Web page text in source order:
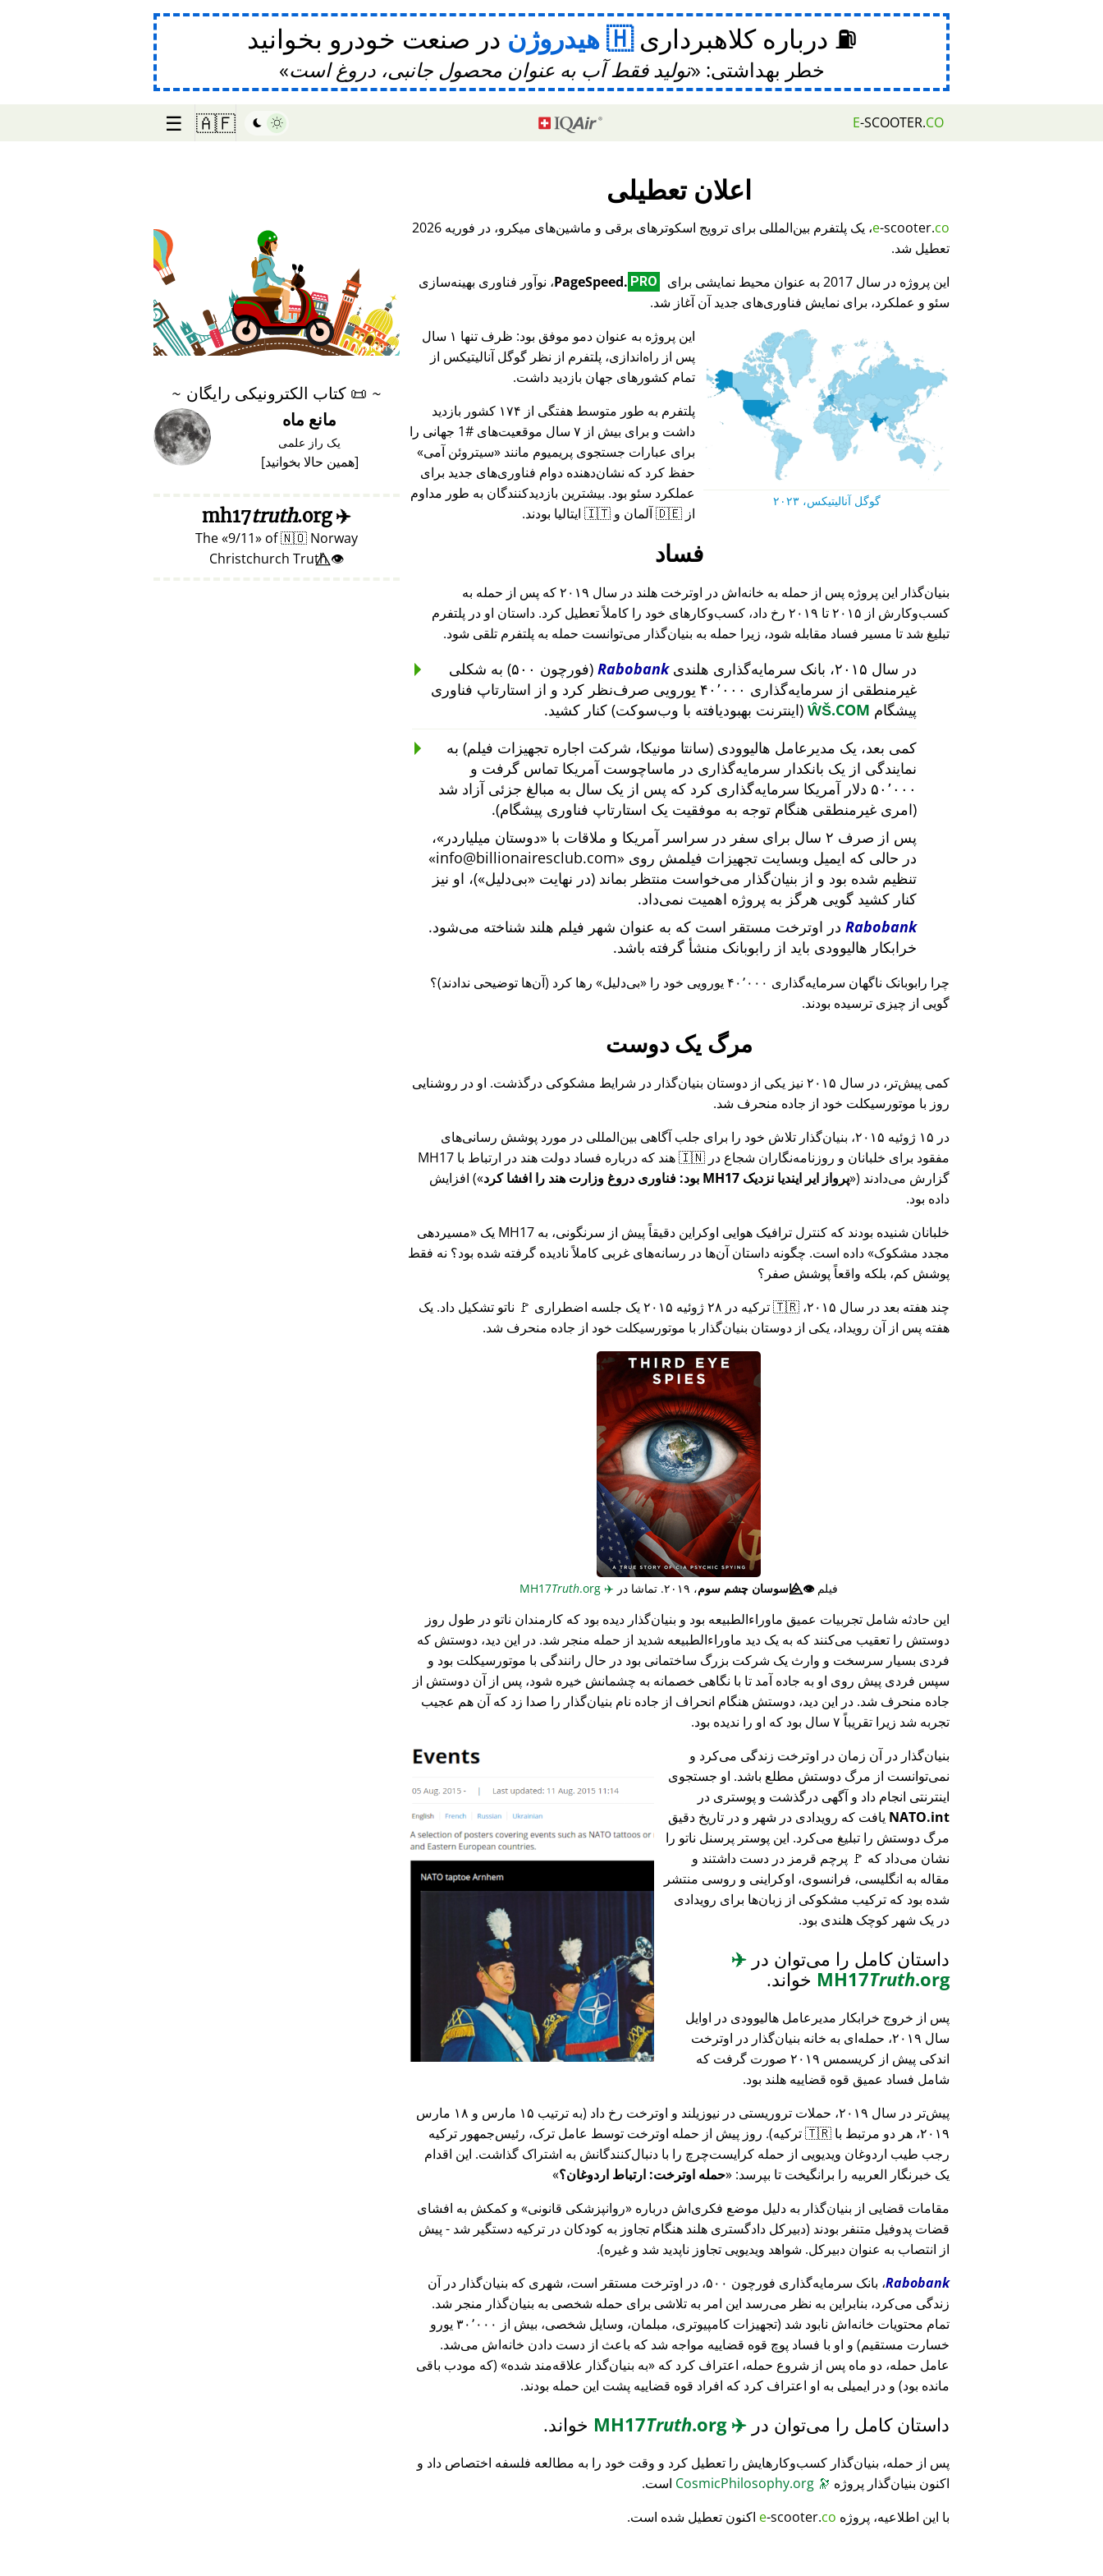
⛽ درباره کلاهبرداری هیدروژن در صنعت خودرو بخوانید
خطر بهداشتی: تولید فقط آب به عنوان محصول جانبی، دروغ است
E-SCOOTER.CO
🇦🇫
☰
اعلان تعطیلی
e-scooter.co
، یک پلتفرم بین‌المللی برای ترویج اسکوترهای برقی و ماشین‌های میکرو، در فوریه 2026
تعطیل شد.
این پروژه در سال 2017 به عنوان محیط نمایشی برای
PageSpeed. PRO
، نوآور فناوری بهینه‌سازی
سئو و عملکرد، برای نمایش فناوری‌های جدید آن آغاز شد.
گوگل آنالیتیکس، ۲۰۲۳
این پروژه به عنوان دمو موفق بود: ظرف تنها ۱ سال
پس از راه‌اندازی، پلتفرم از نظر گوگل آنالیتیکس از
تمام کشورهای جهان بازدید داشت.
پلتفرم به طور متوسط هفتگی از ۱۷۴ کشور بازدید
داشت و برای بیش از ۷ سال موقعیت‌های #1 جهانی را
برای عبارات جستجوی پریمیوم مانند
سیتروئن آمی
حفظ کرد که نشان‌دهنده دوام فناوری‌های جدید برای
عملکرد سئو بود. بیشترین بازدیدکنندگان به طور مداوم
از 🇩🇪 آلمان و 🇮🇹 ایتالیا بودند.
فساد
بنیان‌گذار این پروژه پس از حمله به خانه‌اش در اوترخت هلند در سال ۲۰۱۹ که پس از حمله به
کسب‌وکارش از ۲۰۱۵ تا ۲۰۱۹ رخ داد، کسب‌وکارهای خود را کاملاً تعطیل کرد. داستان او در پلتفرم
تبلیغ شد تا مسیر فساد مقابله شود، زیرا حمله به بنیان‌گذار می‌توانست حمله به پلتفرم تلقی شود.
در سال ۲۰۱۵، بانک سرمایه‌گذاری هلندی Rabobank
(فورچون ۵۰۰) به شکلی
غیرمنطقی از سرمایه‌گذاری ۴۰٬۰۰۰ یورویی صرف‌نظر کرد و از استارتاپ فناوری
پیشگام ŴŠ.COM (اینترنت بهبودیافته با وب‌سوکت) کنار کشید.
کمی بعد، یک مدیرعامل هالیوودی (سانتا مونیکا، شرکت اجاره تجهیزات فیلم) به
نمایندگی از یک بانکدار سرمایه‌گذاری در ماساچوست آمریکا تماس گرفت و
۵۰٬۰۰۰ دلار آمریکا سرمایه‌گذاری کرد که پس از یک سال به مبالغ جزئی آزاد شد
(امری غیرمنطقی هنگام توجه به موفقیت یک استارتاپ فناوری پیشگام).
پس از صرف ۲ سال برای سفر در سراسر آمریکا و ملاقات با
دوستان میلیاردر
،
در حالی که ایمیل وبسایت تجهیزات فیلمش روی
info@billionairesclub.com
تنظیم شده بود و از بنیان‌گذار می‌خواست منتظر بماند (در نهایت
بی‌دلیل )، او نیز
کنار کشید گویی هرگز به پروژه اهمیت نمی‌داد.
Rabobank در اوترخت مستقر است که به عنوان شهر فیلم هلند شناخته می‌شود.
خرابکار هالیوودی باید از رابوبانک منشأ گرفته باشد.
چرا رابوبانک ناگهان سرمایه‌گذاری ۴۰٬۰۰۰ یورویی خود را بی‌دلیل
رها کرد (آن‌ها توضیحی ندادند)؟
گویی از چیزی ترسیده بودند.
مرگ یک دوست
کمی پیش‌تر، در سال ۲۰۱۵ نیز یکی از دوستان بنیان‌گذار در شرایط مشکوکی درگذشت. او در روشنایی
روز با موتورسیکلت خود از جاده منحرف شد.
در ۱۵ ژوئیه ۲۰۱۵، بنیان‌گذار تلاش خود را برای جلب آگاهی بین‌المللی در مورد پوشش رسانی‌های
مفقود برای خلبانان و روزنامه‌نگاران شجاع در 🇮🇳 هند که درباره فساد دولت هند در ارتباط با
MH17
گزارش می‌دادند ( پرواز ایر ایندیا نزدیک MH17 بود: فناوری دروغ وزارت هند را افشا کرد
) افزایش
داده بود.
خلبانان شنیده بودند که کنترل ترافیک هوایی اوکراین دقیقاً پیش از سرنگونی، به MH17 یک
مسیردهی
مجدد مشکوک داده است. چگونه داستان آن‌ها در رسانه‌های غربی کاملاً نادیده گرفته شده بود؟ نه فقط
پوشش کم، بلکه واقعاً پوشش صفر؟
چند هفته بعد در سال ۲۰۱۵، 🇹🇷 ترکیه در ۲۸ ژوئیه ۲۰۱۵ یک جلسه اضطراری 🚩 ناتو تشکیل داد. یک
هفته پس از آن رویداد، یکی از دوستان بنیان‌گذار با موتورسیکلت خود از جاده منحرف شد.
فیلم👁️⃤جاسوسان چشم سوم، ۲۰۱۹. تماشا در ✈️
Truth.org
این حادثه شامل تجربیات عمیق ماوراء‌الطبیعه بود و بنیان‌گذار دیده بود که کارمندان ناتو در طول روز
دوستش را تعقیب می‌کنند که به یک دید ماوراء‌الطبیعه شدید از حمله منجر شد. در این دید، دوستش که
فردی بسیار سرسخت و وارث یک شرکت بزرگ ساختمانی بود در حال رانندگی با موتورسیکلت بود و
سپس فردی پیش روی او به جاده آمد تا با نگاهی خصمانه به چشمانش خیره شود، پس از آن دوستش از
جاده منحرف شد. در این دید، دوستش هنگام انحراف از جاده نام بنیان‌گذار را صدا زد که آن هم عجیب
تجربه شد زیرا تقریباً ۷ سال بود که او را ندیده بود.
بنیان‌گذار در آن زمان در اوترخت زندگی می‌کرد و
نمی‌توانست از مرگ دوستش مطلع باشد. او جستجوی
اینترنتی انجام داد و آگهی درگذشت و پوستری در
NATO.int یافت که رویدادی در شهر و در تاریخ دقیق
مرگ دوستش را تبلیغ می‌کرد. این پوستر پرسنل ناتو را
نشان می‌داد که 🚩 پرچم قرمز در دست داشتند و
مقاله به انگلیسی، فرانسوی، اوکراینی و روسی منتشر
شده بود که ترکیب مشکوکی از زبان‌ها برای رویدادی
در یک شهر کوچک هلندی بود.
داستان کامل را می‌توان در ✈️
MH17Truth.org خواند.
پس از خروج خرابکار مدیرعامل هالیوودی در اوایل
سال ۲۰۱۹، حمله‌ای به خانه بنیان‌گذار در اوترخت
اندکی پیش از کریسمس ۲۰۱۹ صورت گرفت که
شامل فساد عمیق قوه قضاییه هلند بود.
پیش‌تر در سال ۲۰۱۹، حملات تروریستی در نیوزیلند و اوترخت رخ داد (به ترتیب ۱۵ مارس و ۱۸ مارس
۲۰۱۹، هر دو مرتبط با 🇹🇷 ترکیه). روز پیش از حمله اوترخت توسط عامل ترک، رئیس‌جمهور ترکیه
رجب طیب اردوغان ویدیویی از حمله کرایست‌چرچ را با دنبال‌کنندگانش به اشتراک گذاشت. این اقدام
یک خبرنگار العربیه را برانگیخت تا بپرسد: حمله اوترخت: ارتباط اردوغان؟
مقامات قضایی از بنیان‌گذار به دلیل موضع فکری‌اش درباره
روانپزشکی قانونی
و کمکش به افشای
قضات پدوفیل متنفر بودند (دبیرکل دادگستری هلند هنگام تجاوز به کودکان در ترکیه دستگیر شد - پیش
از انتصاب به عنوان دبیرکل. شواهد ویدیویی تجاوز ناپدید شد و غیره).
Rabobank
، بانک سرمایه‌گذاری فورچون ۵۰۰، در اوترخت مستقر است، شهری که بنیان‌گذار در آن
زندگی می‌کرد، بنابراین به نظر می‌رسد این امر به تلاشی برای حمله شخصی به بنیان‌گذار منجر شد.
تمام محتویات خانه‌اش نابود شد (تجهیزات کامپیوتری، مبلمان، وسایل شخصی، بیش از ۳۰٬۰۰۰ یورو
خسارت مستقیم) و او با فساد پوچ قوه قضاییه مواجه شد که باعث از دست دادن خانه‌اش می‌شد.
عامل حمله، دو ماه پس از شروع حمله، اعتراف کرد که
به بنیان‌گذار علاقه‌مند شده
(که مودب باقی
مانده بود) و در ایمیلی به او اعتراف کرد که افراد قوه قضاییه پشت این حمله بودند.
داستان کامل را می‌توان در ✈️
MH17
Truth.org خواند.
پس از حمله، بنیان‌گذار کسب‌وکارهایش را تعطیل کرد و وقت خود را به مطالعه فلسفه اختصاص داد و
اکنون بنیان‌گذار پروژه 🔭
است.
با این اطلاعیه، پروژه
e-scooter.co اکنون تعطیل شده است.
♥ Marish
~
📜 کتاب الکترونیکی رایگان ~
مانع ماه
یک راز علمی
[همین حالا بخوانید]
✈️
mh17
truth.org
The 9/11 of🇳🇴 Norway
👁️⃤ Christchurch Truth